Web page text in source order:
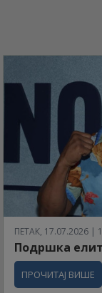
ПЕТАК, 17.07.2026 |
Подршка
ПРОЧИТАЈ ВИШЕ